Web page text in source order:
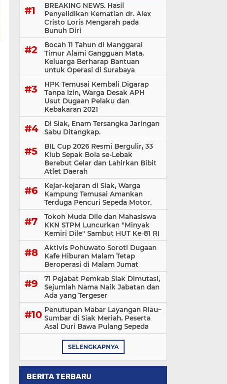
BREAKING NEWS. Hasil
Penyelidikan Kematian dr. Alex
Cristo Loris Mengarah pada
Bunuh Diri
Bocah 11 Tahun di Manggarai
Timur Alami Gangguan Mata,
Keluarga Berharap Bantuan
untuk Operasi di Surabaya
HPK Temusai Kembali Digarap
Tanpa Izin, Warga Desak APH
Usut Dugaan Pelaku dan
Kebakaran 2021
Di Siak, Enam Tersangka Jaringan
Sabu Ditangkap.
BIL Cup 2026 Resmi Bergulir, 33
Klub Sepak Bola se-Lebak
Berebut Gelar dan Lahirkan Bibit
Atlet Daerah
Kejar-kejaran di Siak, Warga
Kampung Temusai Amankan
Terduga Pencuri Sepeda Motor.
Tokoh Muda Dile dan Mahasiswa
KKN STPM Luncurkan "Minyak
Kemiri Dile" Sambut HUT Ke-81 RI
Aktivis Pohuwato Soroti Dugaan
Kafe Hiburan Malam Tetap
Beroperasi di Malam Jumat
71 Pejabat Pemkab Siak Dimutasi,
Sejumlah Nama Naik Jabatan dan
Ada yang Tergeser
Penutupan Mabar Layangan Riau–
Sumbar di Siak Meriah, Peserta
Asal Duri Bawa Pulang Sepeda
SELENGKAPNYA
BERITA TERBARU